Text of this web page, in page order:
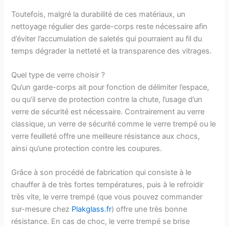
Toutefois, malgré la durabilité de ces matériaux, un
nettoyage régulier des garde-corps reste nécessaire afin
d’éviter l’accumulation de saletés qui pourraient au fil du
temps dégrader la netteté et la transparence des vitrages.
Quel type de verre choisir ?
Qu’un garde-corps ait pour fonction de délimiter l’espace,
ou qu’il serve de protection contre la chute, l’usage d’un
verre de sécurité est nécessaire. Contrairement au verre
classique, un verre de sécurité comme le verre trempé ou le
verre feuilleté offre une meilleure résistance aux chocs,
ainsi qu’une protection contre les coupures.
Grâce à son procédé de fabrication qui consiste à le
chauffer à de très fortes températures, puis à le refroidir
très vite, le verre trempé (que vous pouvez commander
sur-mesure chez Plakglass.fr) offre une très bonne
résistance. En cas de choc, le verre trempé se brise